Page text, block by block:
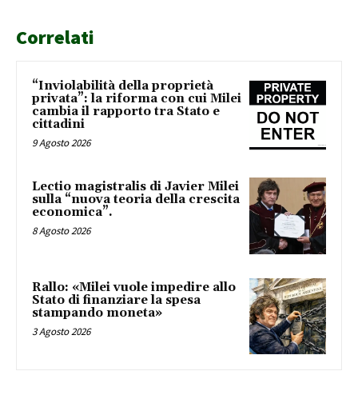
Correlati
“Inviolabilità della proprietà
privata”: la riforma con cui Milei
cambia il rapporto tra Stato e
cittadini
9 Agosto 2026
Lectio magistralis di Javier Milei
sulla “nuova teoria della crescita
economica”.
8 Agosto 2026
Rallo: «Milei vuole impedire allo
Stato di finanziare la spesa
stampando moneta»
3 Agosto 2026